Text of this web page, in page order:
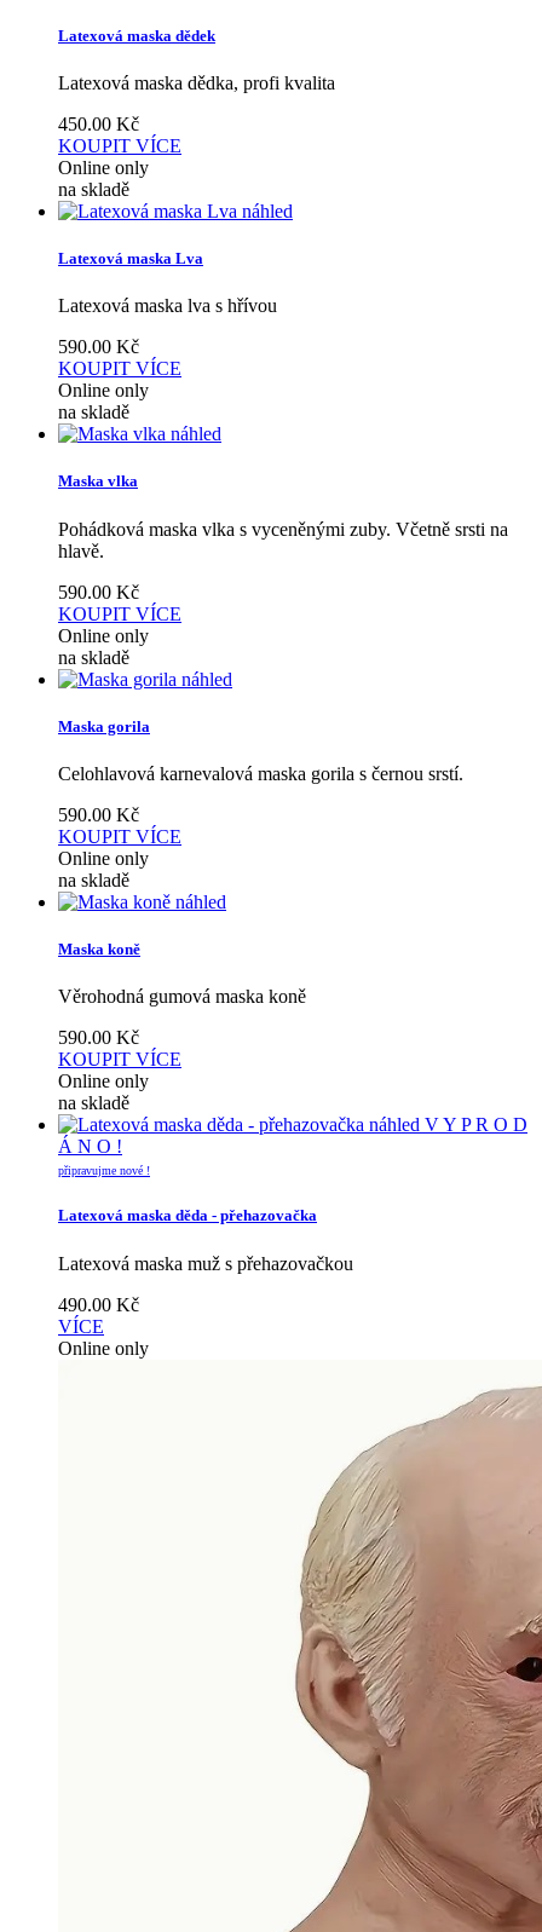
Latexová maska dědek
Latexová maska dědka, profi kvalita
450.00 Kč
KOUPIT VÍCE
Online only
na skladě
náhled
Latexová maska Lva
Latexová maska lva s hřívou
590.00 Kč
KOUPIT VÍCE
Online only
na skladě
náhled
Maska vlka
Pohádková maska vlka s vyceněnými zuby. Včetně srsti na
hlavě.
590.00 Kč
KOUPIT VÍCE
Online only
na skladě
náhled
Maska gorila
Celohlavová karnevalová maska gorila s černou srstí.
590.00 Kč
KOUPIT VÍCE
Online only
na skladě
náhled
Maska koně
Věrohodná gumová maska koně
590.00 Kč
KOUPIT VÍCE
Online only
na skladě
náhled V Y P R O D
Á N O !
připravujme nové !
Latexová maska děda - přehazovačka
Latexová maska muž s přehazovačkou
490.00 Kč
VÍCE
Online only